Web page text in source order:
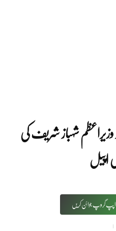
شہباز شریف کی
اپیل
اپپ گروپ جوائن کریں